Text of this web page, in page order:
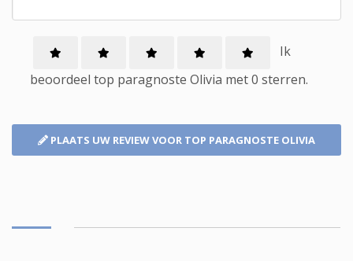
Ik
beoordeel top paragnoste Olivia met0 sterren.
PLAATS UW REVIEWVOOR TOP PARAGNOSTE OLIVIA